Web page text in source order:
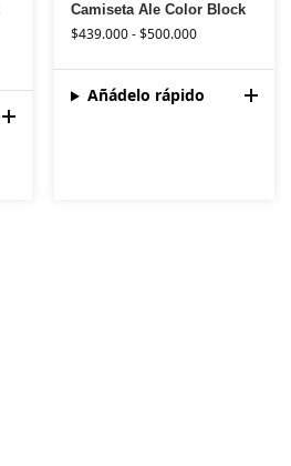
Camiseta Ale Color Block
$439.000-$500.000
Añádelo rápido